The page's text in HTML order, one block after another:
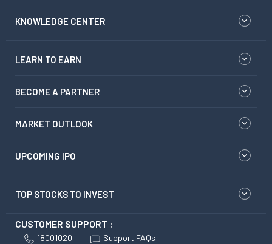
KNOWLEDGE CENTER
LEARN TO EARN
BECOME A PARTNER
MARKET OUTLOOK
UPCOMING IPO
TOP STOCKS TO INVEST
CUSTOMER SUPPORT :
18001020 Support FAQs